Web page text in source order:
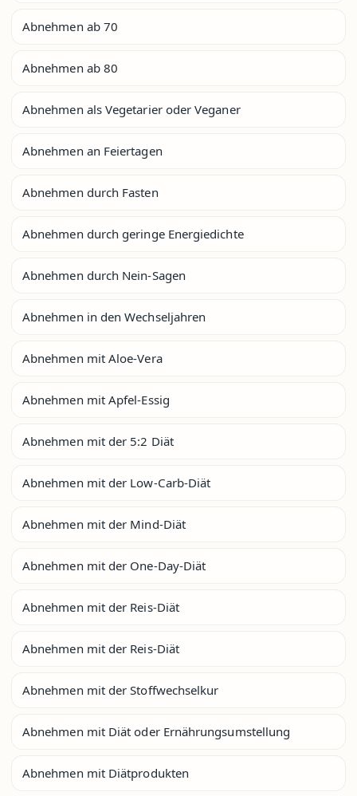
Abnehmen ab 70
Abnehmen ab 80
Abnehmen als Vegetarier oder Veganer
Abnehmen an Feiertagen
Abnehmen durch Fasten
Abnehmen durch geringe Energiedichte
Abnehmen durch Nein-Sagen
Abnehmen in den Wechseljahren
Abnehmen mit Aloe-Vera
Abnehmen mit Apfel-Essig
Abnehmen mit der 5:2 Diät
Abnehmen mit der Low-Carb-Diät
Abnehmen mit der Mind-Diät
Abnehmen mit der One-Day-Diät
Abnehmen mit der Reis-Diät
Abnehmen mit der Reis-Diät
Abnehmen mit der Stoffwechselkur
Abnehmen mit Diät oder Ernährungsumstellung
Abnehmen mit Diätprodukten